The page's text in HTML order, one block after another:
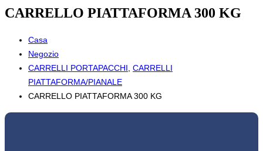
CARRELLO PIATTAFORMA 300 KG
Casa
Negozio
CARRELLI PORTAPACCHI CARRELLI
PIATTAFORMA/PIANALE
CARRELLO PIATTAFORMA 300 KG